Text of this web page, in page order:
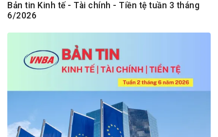
Bản tin Kinh tế - Tài chính - Tiền tệ tuần 3 tháng
6/2026